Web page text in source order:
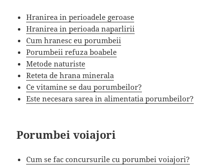
Hranirea in perioadele geroase
Hranirea in perioada naparlirii
Cum hranesc eu porumbeii
Porumbeii refuza boabele
Metode naturiste
Reteta de hrana minerala
Ce vitamine se dau porumbeilor?
Este necesara sarea in alimentatia porumbeilor?
Porumbei voiajori
Cum se fac concursurile cu porumbei voiajori?